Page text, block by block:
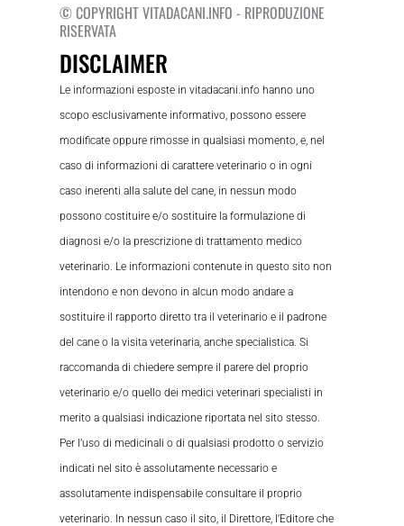
© COPYRIGHT VITADACANI.INFO - RIPRODUZIONE
RISERVATA
DISCLAIMER
Le informazioni esposte in vitadacani.info hanno uno
scopo esclusivamente informativo, possono essere
modificate oppure rimosse in qualsiasi momento, e, nel
caso di informazioni di carattere veterinario o in ogni
caso inerenti alla salute del cane, in nessun modo
possono costituire e/o sostituire la formulazione di
diagnosi e/o la prescrizione di trattamento medico
veterinario. Le informazioni contenute in questo sito non
intendono e non devono in alcun modo andare a
sostituire il rapporto diretto tra il veterinario e il padrone
del cane o la visita veterinaria, anche specialistica. Si
raccomanda di chiedere sempre il parere del proprio
veterinario e/o quello dei medici veterinari specialisti in
merito a qualsiasi indicazione riportata nel sito stesso.
Per l’uso di medicinali o di qualsiasi prodotto o servizio
indicati nel sito è assolutamente necessario e
assolutamente indispensabile consultare il proprio
veterinario. In nessun caso il sito, il Direttore, l’Editore che